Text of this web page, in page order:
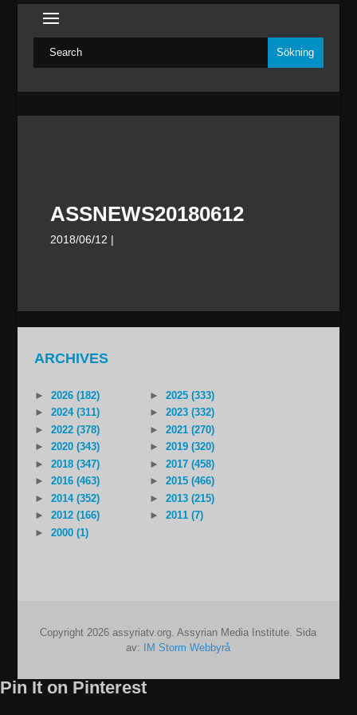
ASSNEWS20180612
2018/06/12 |
ARCHIVES
► 2026 (182) ►
2025 (333)
►
2024 (311) ►
2023 (332)
►
2022 (378) ►
2021 (270)
►
2020 (343) ►
2019 (320)
►
2018 (347) ►
2017 (458)
►
2016 (463) ►
2015 (466)
►
2014 (352) ►
2013 (215)
►
2012 (166) ►
2011 (7)
►
2000 (1)
Copyright 2026 assyriatv.org. Assyrian Media Institute. Sida
av:
IM Storm Webbyrå
Pin It on Pinterest